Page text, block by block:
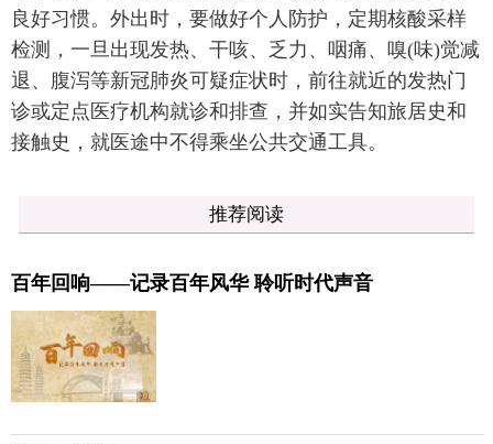
良好习惯。外出时，要做好个人防护，定期核酸采样
检测，一旦出现发热、干咳、乏力、咽痛、嗅(味)觉减
退、腹泻等新冠肺炎可疑症状时，前往就近的发热门
诊或定点医疗机构就诊和排查，并如实告知旅居史和
接触史，就医途中不得乘坐公共交通工具。
推荐阅读
百年回响——记录百年风华 聆听时代声音